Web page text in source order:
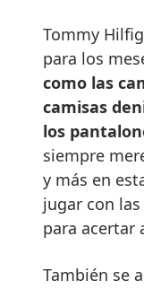
Tommy
para los
como las
camisas
los
siempre
y más en
jugar con
para acertar
También se